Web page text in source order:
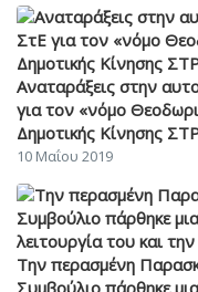
Αναταράξεις στην
για τον «νόμο
Δημοτικής Κίνησης
10 Μαΐου 2019
Την περασμένη